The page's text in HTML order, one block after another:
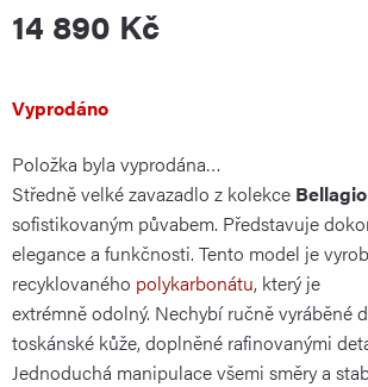
14 890 Kč
Měrná
cena:
Vyprodáno
Položka byla vyprodána…
Středně velké zavazadlo z kolekce Bellagio
sofistikovaným půvabem. Představuje
elegance a funkčnosti. Tento model je
recyklovaného polykarbonátu, který je
extrémně odolný. Nechybí ručně vyráběné
toskánské kůže, doplněné rafinovanými
Jednoduchá manipulace všemi směry a